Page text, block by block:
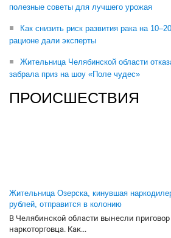
полезные советы для лучшего урожая
Как снизить риск развития рака на
рационе дали эксперты
Жительница Челябинской области
забрала приз на шоу «Поле чудес»
ПРОИСШЕСТВИЯ
Жительница Озерска, кинувшая
рублей, отправится в колонию
В Челябинской области вынесли
наркоторговца. Как...